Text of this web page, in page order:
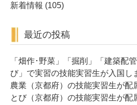
新着情報 (105)
最近の投稿
「畑作･野菜」「掘削」「建築配
び」で実習の技能実習生が入国し
農業（京都府）の技能実習生が配
とび（京都府）の技能実習生が配